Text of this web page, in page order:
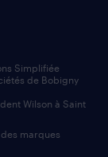
Simplifiée
de Bobigny
Wilson à Saint
marques